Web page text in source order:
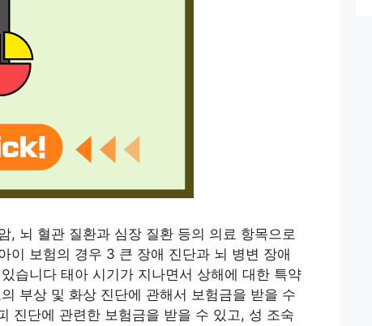
, 뇌 혈관 질환과 심장 질환 등의 의료 항목으로
이 보험의 경우 3 큰 장애 진단과 뇌 병변 장애
습니다 태아 시기가 지나면서 상해에 대한 특약
부상 및 화상 진단에 관해서 보험금을 받을 수
진단에 관련한 보험금을 받을 수 있고, 성 조숙